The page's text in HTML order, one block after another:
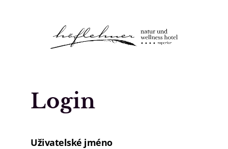
Logo Natur- und Wellnesshotel
Login
Uživatelské jméno